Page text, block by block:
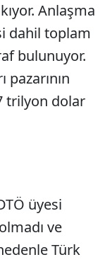
Anlaşma
dahil toplam
bulunuyor.
pazarının
trilyon dolar
Sesi Aç
üyesi
ve
Türk